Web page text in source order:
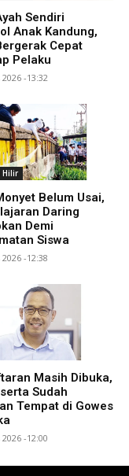
Sendiri
Anak Kandung,
Cepat
Pelaku
-13:32
Hilir
Belum Usai,
Daring
Demi
Siswa
-12:38
Masih Dibuka,
Sudah
Tempat di Gowes
-12:00